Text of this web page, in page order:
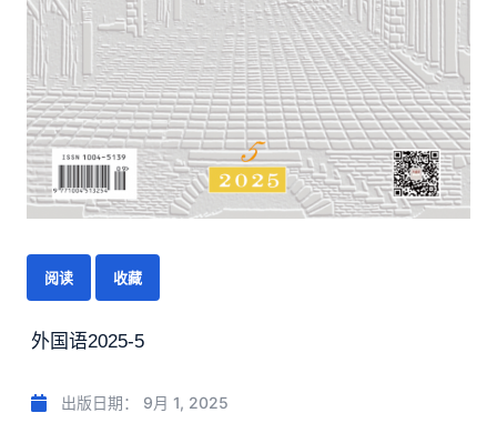
阅读 收藏
外国语2025-5
出版日期： 9月 1, 2025